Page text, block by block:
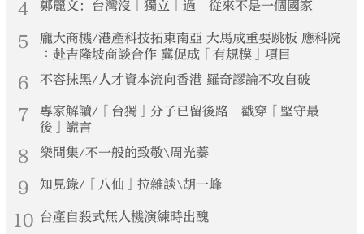
4 鄭麗文：台灣沒「獨立」過 從來不是一個國家
5
龐大商機/港產科技拓東南亞 大馬成重要跳板 應科院
︰赴吉隆坡商談合作 冀促成「有規模」項目
6 不容抹黑/人才資本流向香港 羅奇謬論不攻自破
7
專家解讀/「台獨」分子已留後路 戳穿「堅守最
後」謊言
8 樂問集/不一般的致敬\周光蓁
9 知見錄/「八仙」拉雜談\胡一峰
10 台產自殺式無人機演練時出醜